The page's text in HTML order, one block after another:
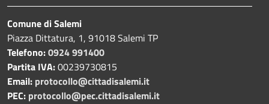
Comune di Salemi
Piazza Dittatura, 1, 91018 Salemi TP
Telefono:0924 991400
Partita IVA:00239730815
Email: protocollo@cittadisalemi.it
PEC: protocollo@pec.cittadisalemi.it